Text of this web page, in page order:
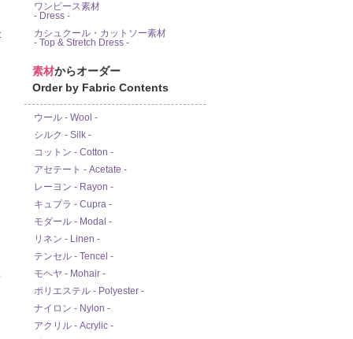
ワンピース素材
- Dress -
カシュクール・カットソー素材
- Top & Stretch Dress -
素材からオーダー
Order by Fabric Contents
ウール - Wool -
シルク - Silk -
コットン - Cotton -
アセテート - Acetate -
レーヨン - Rayon -
キュプラ - Cupra -
モダール - Modal -
リネン - Linen -
テンセル - Tencel -
モヘヤ - Mohair -
ポリエステル - Polyester -
ナイロン - Nylon -
アクリル - Acrylic -